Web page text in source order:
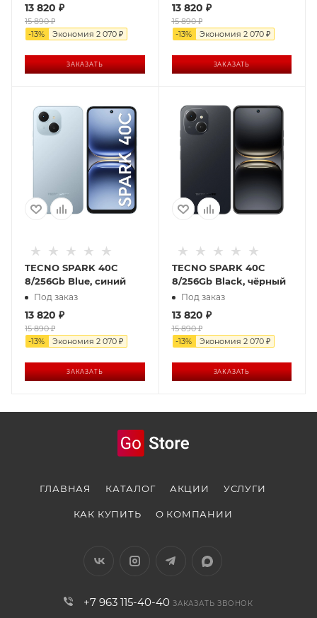
13 820 ₽
15 890₽
-13% Экономия 2 070 ₽
ЗАКАЗАТЬ
13 820 ₽
15 890₽
-13% Экономия 2 070₽
ЗАКАЗАТЬ
TECNO SPARK 40C
8/256Gb Blue, синий
Под заказ
13 820 ₽
15 890₽
-13% Экономия 2 070 ₽
ЗАКАЗАТЬ
TECNO SPARK 40C
8/256Gb Black, чёрный
Под заказ
13 820 ₽
15 890₽
-13% Экономия 2 070₽
ЗАКАЗАТЬ
ГЛАВНАЯ КАТАЛОГ АКЦИИ УСЛУГИ
КАК КУПИТЬ О КОМПАНИИ
+7 963 115-40-40 ЗАКАЗАТЬ ЗВОНОК